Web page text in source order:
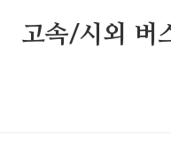
고속/시외 버